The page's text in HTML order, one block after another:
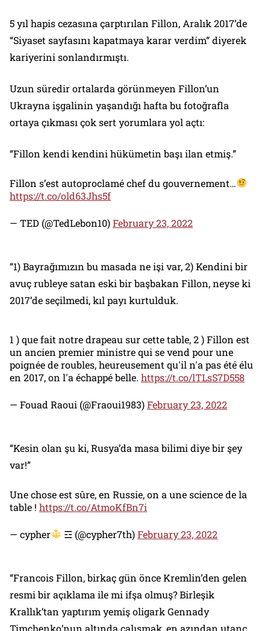
5 yıl hapis cezasına çarptırılan Fillon, Aralık 2017’de
“Siyaset sayfasını kapatmaya karar verdim” diyerek
kariyerini sonlandırmıştı.
Uzun süredir ortalarda görünmeyen Fillon’un
Ukrayna işgalinin yaşandığı hafta bu fotoğrafla
ortaya çıkması çok sert yorumlara yol açtı:
“Fillon kendi kendini hükümetin başı ilan etmiş.”
Fillon s’est autoproclamé chef du gouvernement…
https://t.co/old63Jhs5f
— TED (@TedLebon10)February 23, 2022
“1) Bayrağımızın bu masada ne işi var, 2) Kendini bir
avuç rubleye satan eski bir başbakan Fillon, neyse ki
2017’de seçilmedi, kıl payı kurtulduk.
1 ) que fait notre drapeau sur cette table, 2 ) Fillon est
un ancien premier ministre qui se vend pour une
poignée de roubles, heureusement qu'il n'a pas été élu
en 2017, on l'a échappé belle. https://t.co/lTLsS7D558
— Fouad Raoui (@Fraoui1983)February 23, 2022
“Kesin olan şu ki, Rusya’da masa bilimi diye bir şey
var!”
Une chose est sûre, en Russie, on a une science de la
table ! https://t.co/AtmoKfBn7i
— cypher ☲ (@cypher7th)February 23, 2022
“Francois Fillon, birkaç gün önce Kremlin’den gelen
resmi bir açıklama ile mi ifşa olmuş? Birleşik
Krallık’tan yaptırım yemiş oligark Gennady
Timchenko’nun altında çalışmak, en azından utanç